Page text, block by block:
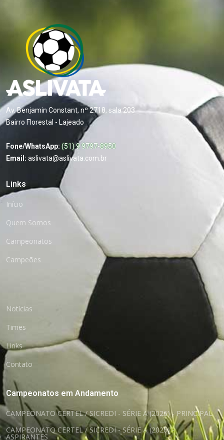
Av. Benjamin Constant, nº 2718, sala 203
Bairro Florestal - Lajeado
Fone/WhatsApp: (51) 9 9797-8950
Email: aslivata@aslivata.com.br
Links
Início
Quem Somos
Campeonatos
Campeões
Notícias
Times
Links
Contato
Campeonatos em Andamento
CAMPEONATO CERTEL / SICREDI - SÉRIE A (2026) - PRINCIPAL
CAMPEONATO CERTEL / SICREDI - SÉRIE A (2026) -
ASPIRANTES